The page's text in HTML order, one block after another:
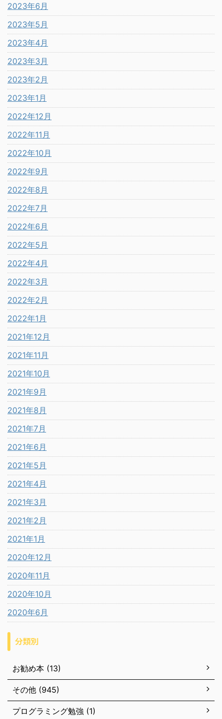
2023年6月
2023年5月
2023年4月
2023年3月
2023年2月
2023年1月
2022年12月
2022年11月
2022年10月
2022年9月
2022年8月
2022年7月
2022年6月
2022年5月
2022年4月
2022年3月
2022年2月
2022年1月
2021年12月
2021年11月
2021年10月
2021年9月
2021年8月
2021年7月
2021年6月
2021年5月
2021年4月
2021年3月
2021年2月
2021年1月
2020年12月
2020年11月
2020年10月
2020年6月
分類別
お勧め本 (13)
その他 (945)
プログラミング勉強 (1)